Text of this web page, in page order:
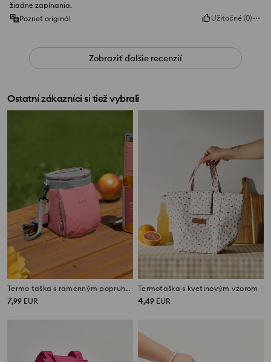
žiadne zapínania.
Pozrieť originál
Užitočné (0)
Zobraziť ďalšie recenzií
Ostatní zákazníci si tiež vybrali
Termo taška s ramenným popruhom
7,99 EUR
Termotaška s kvetinovým vzorom
4,49 EUR